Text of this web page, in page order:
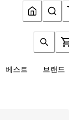
베스트 브랜드